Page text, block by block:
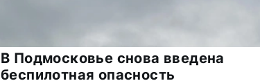
В Подмосковье снова введена
беспилотная опасность